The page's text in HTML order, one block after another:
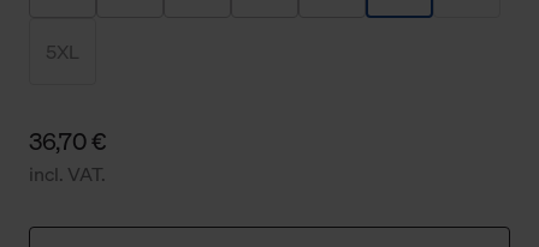
5XL
36,70 €
incl. VAT.